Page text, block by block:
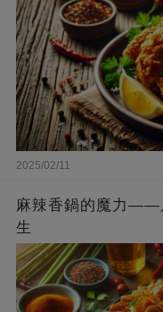
2025/02/11
麻辣香鍋的魔力——
生